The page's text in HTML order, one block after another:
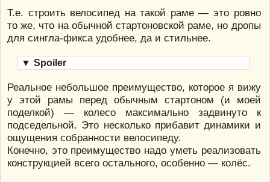
Т.е. строить велосипед на такой раме — это ровно
то же, что на обычной стартоновской раме, но дропы
для сингла-фикса удобнее, да и стильнее.
▼ Spoiler
Реальное небольшое преимущество, которое я вижу
у этой рамы перед обычным стартоном (и моей
поделкой) — колесо максимально задвинуто к
подседельной. Это несколько прибавит динамики и
ощущения собранности велосипеду.
Конечно, это преимущество надо уметь реализовать
конструкцией всего остального, особенно — колёс.